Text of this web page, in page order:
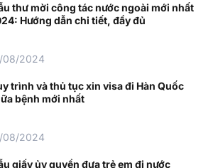
thư mời công tác nước ngoài mới nhất
Hướng dẫn chi tiết, đầy đủ
08/2024
trình và thủ tục xin visa đi Hàn Quốc
bệnh mới nhất
08/2024
giấy ủy quyền đưa trẻ em đi nước